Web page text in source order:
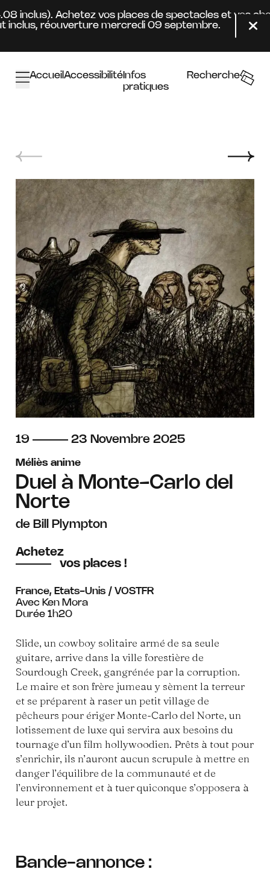
inclus). Achetez vos places de spectacles et vos
réouverture mercredi 09 septembre.
AccueilAccessibilitéInfos
pratiques
Recherche
du
19 au
23 novembre
Novembre 2025
Méliès anime
Duel à Monte-Carlo del
Norte
de Bill Plympton
Achetez
vos places !
France, Etats-Unis / VOSTFR
Avec Ken Mora
Durée 1h20
Slide, un cowboy solitaire armé de sa seule
guitare, arrive dans la ville forestière de
Sourdough Creek, gangrénée par la corruption.
Le maire et son frère jumeau y sèment la terreur
et se préparent à raser un petit village de
pêcheurs pour ériger Monte-Carlo del Norte, un
lotissement de luxe qui servira aux besoins du
tournage d’un film hollywoodien. Prêts à tout pour
s’enrichir, ils n’auront aucun scrupule à mettre en
danger l’équilibre de la communauté et de
l’environnement et à tuer quiconque s’opposera à
leur projet.
Bande-annonce :